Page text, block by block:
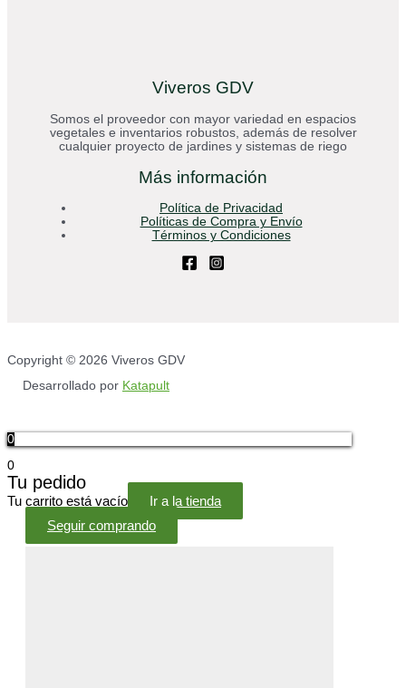
Viveros GDV
Somos el proveedor con mayor variedad en espacios
vegetales e inventarios robustos, además de resolver
cualquier proyecto de jardines y sistemas de riego
Más información
Política de Privacidad
Políticas de Compra y Envío
Términos y Condiciones
Copyright © 2026 Viveros GDV
Desarrollado por Katapult
0
0
Tu pedido
Tu carrito está vacío
Ir a la tienda
Seguir comprando